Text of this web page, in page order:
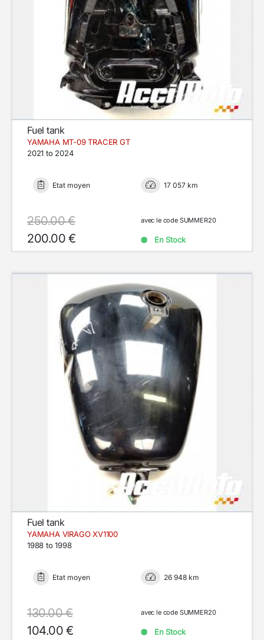
Fuel tank
YAMAHA MT-09 TRACER GT
2021 to 2024
Etat moyen 17 057 km
250.00 €
200.00 €
avec le code SUMMER20
En Stock
Fuel tank
YAMAHA VIRAGO XV1100
1988 to 1998
Etat moyen 26 948 km
130.00 €
104.00 €
avec le code SUMMER20
En Stock